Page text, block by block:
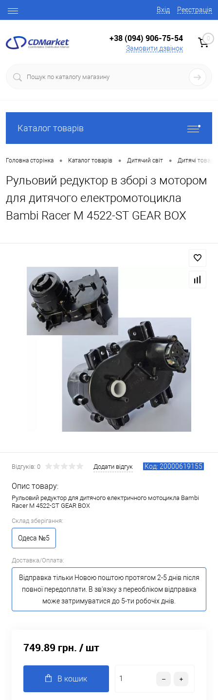
Вхід Реєстрація
+38 (094) 906-75-54
Замовити дзвінок
0
Каталог товарів
Головна сторінка • Каталог товарів • Дитячий світ • Дитячі
Рульовий редуктор в зборі з мотором
для дитячого електромотоцикла
Bambi Racer M 4522-ST GEAR BOX
Відгуків: 0 Додати відгук Код: 20000619155
Опис товару:
Рульовий редуктор для дитячого електричного мотоцикла Bambi
Racer M 4522-ST GEAR BOX
Склад зберігання:
Одеса №5
Доставка/Оплата:
Відправка тільки Новою поштою протягом 2-5 днів після
повної передоплати. В зв'язку з переобліком відправка
може затримуватися до 5-ти робочіх днів.
749.89 грн. / шт
В кошик